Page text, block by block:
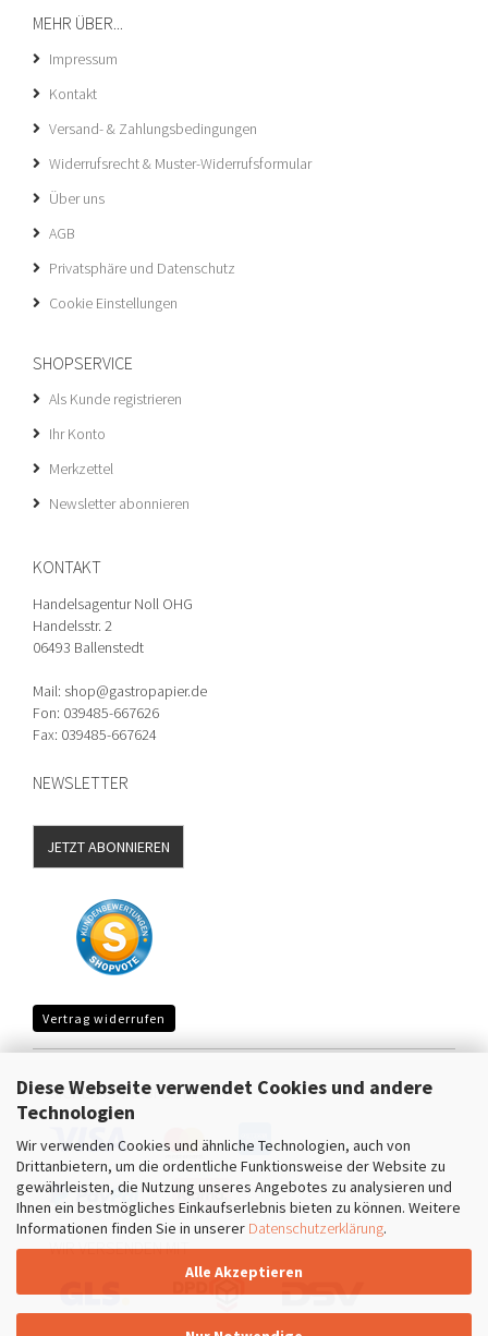
Diese Webseite verwendet Cookies und andere
Technologien
Wir verwenden Cookies und ähnliche Technologien, auch von
Drittanbietern, um die ordentliche Funktionsweise der Website zu
gewährleisten, die Nutzung unseres Angebotes zu analysieren und
Ihnen ein bestmögliches Einkaufserlebnis bieten zu können. Weitere
Informationen finden Sie in unserer Datenschutzerklärung.
Alle Akzeptieren
MEHR ÜBER...
Impressum
Kontakt
Versand- & Zahlungsbedingungen
Widerrufsrecht & Muster-Widerrufsformular
Über uns
AGB
Privatsphäre und Datenschutz
Cookie Einstellungen
SHOPSERVICE
Als Kunde registrieren
Ihr Konto
Merkzettel
Newsletter abonnieren
KONTAKT
Handelsagentur Noll OHG
Handelsstr. 2
06493 Ballenstedt
Mail: shop@gastropapier.de
Fon: 039485-667626
Fax: 039485-667624
NEWSLETTER
JETZT ABONNIEREN
Vertrag widerrufen
SICHER EINKAUFEN MIT
WIR VERSENDEN MIT